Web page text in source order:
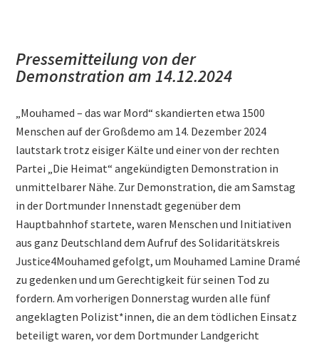
Pressemitteilung von der
Demonstration am 14.12.2024
„Mouhamed – das war Mord“ skandierten etwa 1500
Menschen auf der Großdemo am 14. Dezember 2024
lautstark trotz eisiger Kälte und einer von der rechten
Partei „Die Heimat“ angekündigten Demonstration in
unmittelbarer Nähe. Zur Demonstration, die am Samstag
in der Dortmunder Innenstadt gegenüber dem
Hauptbahnhof startete, waren Menschen und Initiativen
aus ganz Deutschland dem Aufruf des Solidaritätskreis
Justice4Mouhamed gefolgt, um Mouhamed Lamine Dramé
zu gedenken und um Gerechtigkeit für seinen Tod zu
fordern. Am vorherigen Donnerstag wurden alle fünf
angeklagten Polizist*innen, die an dem tödlichen Einsatz
beteiligt waren, vor dem Dortmunder Landgericht